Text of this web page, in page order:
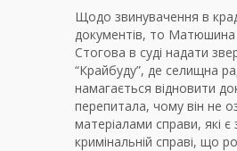
Щодо звинувачення в
документів, то
Стогова в суді надати
“Крайбуду”, де селищна
намагається відновити
перепитала, чому він не
матеріалами справи, які є
кримінальній справі, що